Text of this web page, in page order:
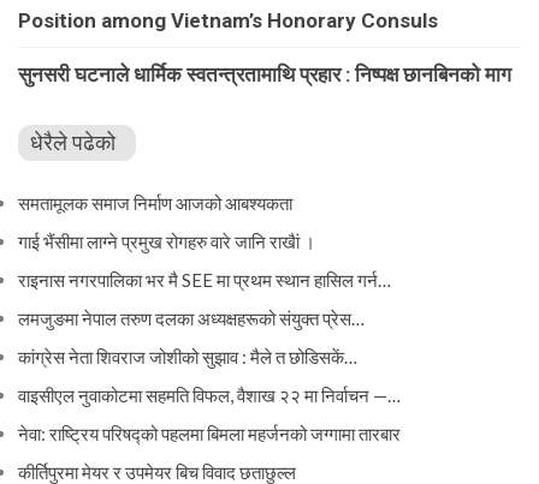
Position among Vietnam’s Honorary Consuls
सुनसरी घटनाले धार्मिक स्वतन्त्रतामाथि प्रहार : निष्पक्ष छानबिनको माग
धेरैले पढेको
समतामूलक समाज निर्माण आजको आबश्यकता
गाई भैंसीमा लाग्ने प्रमुख रोगहरु वारे जानि राखैां ।
राइनास नगरपालिका भर मै SEE मा प्रथम स्थान हासिल गर्न…
लमजुङमा नेपाल तरुण दलका अध्यक्षहरूको संयुक्त प्रेस…
कांग्रेस नेता शिवराज जोशीको सुझाव : मैले त छोडिसकें…
वाइसीएल नुवाकोटमा सहमति विफल, वैशाख २२ मा निर्वाचन —…
नेवा: राष्ट्रिय परिषद्को पहलमा बिमला महर्जनको जग्गामा तारबार
कीर्तिपुरमा मेयर र उपमेयर बिच विवाद छताछुल्ल